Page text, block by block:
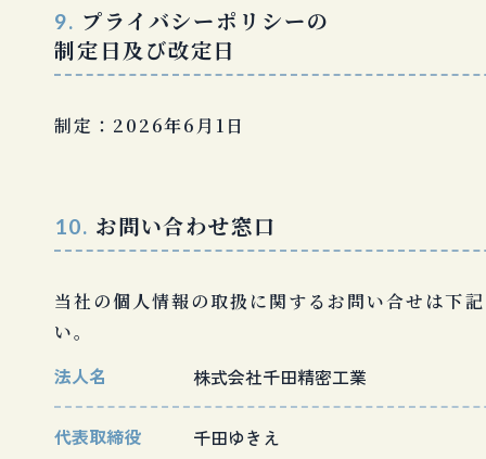
9. プライバシーポリシーの
制定日及び改定日
制定：2026年6月1日
10. お問い合わせ窓口
当社の個人情報の取扱に関するお問い合せは下
い。
法人名 株式会社千田精密工業
代表取締役 千田ゆきえ